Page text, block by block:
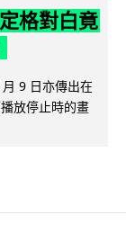
格對白竟
9 日亦傳出在
放停止時的畫